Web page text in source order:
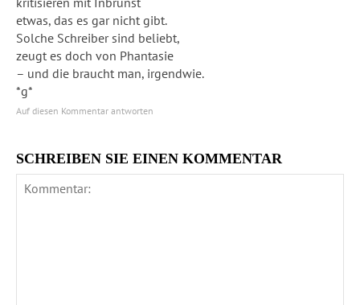
etwas, das es gar nicht gibt.
Solche Schreiber sind beliebt,
zeugt es doch von Phantasie
– und die braucht man, irgendwie.
*g*
Auf diesen Kommentar antworten
SCHREIBEN SIE EINEN KOMMENTAR